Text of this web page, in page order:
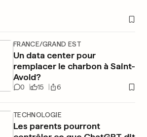
FRANCE/GRAND EST
Un data center pour
remplacer le charbon à Saint-
Avold?
0 15 6
TECHNOLOGIE
Les parents pourront